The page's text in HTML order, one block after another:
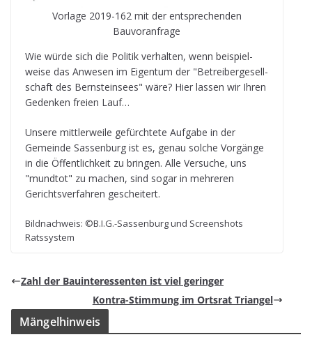
Vor­lage 2019-162 mit der ent­spre­chen­den
Bauvoranfrage
Wie würde sich die Poli­tik ver­hal­ten, wenn bei­spiel­
weise das Anwe­sen im Eigen­tum der "Betrei­ber­ge­sell­
schaft des Bern­stein­sees" wäre? Hier las­sen wir Ihren
Geden­ken freien Lauf…
Unsere mitt­ler­weile gefürch­tete Auf­gabe in der
Gemeinde Sas­sen­burg ist es, genau sol­che Vor­gänge
in die Öffent­lich­keit zu brin­gen. Alle Ver­su­che, uns
"mund­tot" zu machen, sind sogar in meh­re­ren
Gerichts­ver­fah­ren gescheitert.
Bild­nach­weis: ©B.I.G.-Sassenburg und Screen­shots
Ratssystem
Zahl der Bau­in­ter­es­sen­ten ist viel geringer
Kon­tra-Stim­mung im Orts­rat Triangel
Män­gel­hin­weis